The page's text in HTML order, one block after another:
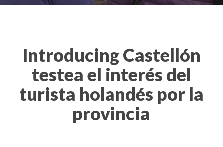
Introducing Castellón
testea el interés del
turista holandés por la
provincia